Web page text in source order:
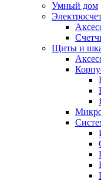
Умный дом
Щиты и